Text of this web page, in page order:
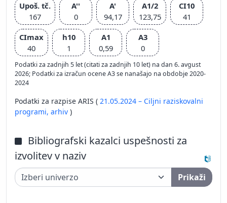
Upoš. tč.
167
A''
0
A'
94,17
A1/2
123,75
CI10
41
CImax
40
h10
1
A1
0,59
A3
0
Podatki za zadnjih 5 let (citati za zadnjih 10 let) na dan 6. avgust
2026; Podatki za izračun ocene A3 se nanašajo na obdobje 2020-
2024
Podatki za razpise ARIS ( 21.05.2024 – Ciljni raziskovalni
programi, arhiv )
Bibliografski kazalci uspešnosti za
izvolitev v naziv
Prikaži